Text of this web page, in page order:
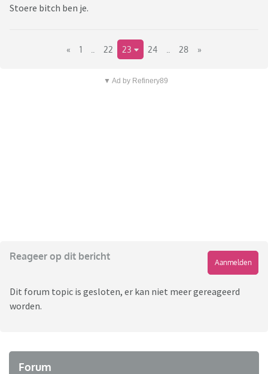
Stoere bitch ben je.
« 1 22 23 24 28 »
▼ Ad by Refinery89
Reageer op dit bericht
Aanmelden
Dit forum topic is gesloten, er kan niet meer gereageerd
worden.
Forum